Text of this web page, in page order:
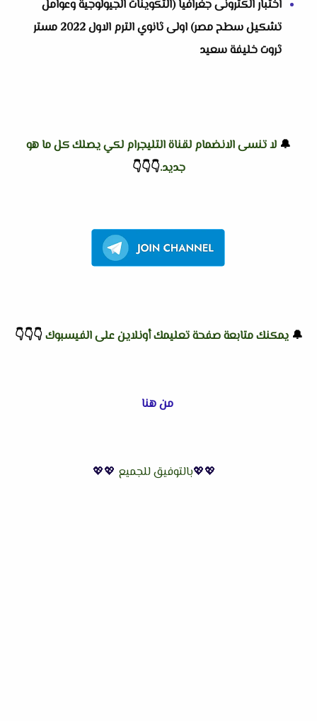
اختبار الكترونى جغرافيا (التكوينات الجيولوجية وعوامل
تشكيل سطح مصر) اولى ثانوي الترم الاول 2022 مستر
ثروت خليفة سعيد
🔔 لا تنسى الانضمام لقناة التليجرام لكي يصلك كل ما هو
جديد.👇
👇
👇
🔔يمكنك متابعة صفحة تعليمك أونلاين على الفيسبوك👇
👇
👇
من هنا
💖💖بالتوفيق للجميع 💖💖